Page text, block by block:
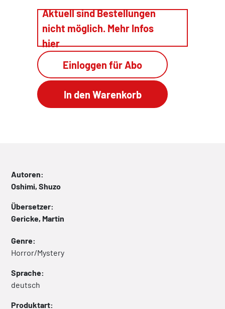
Aktuell sind Bestellungen
nicht möglich. Mehr Infos
hier
Einloggen für Abo
Autoren:
Oshimi, Shuzo
Übersetzer:
Gericke, Martin
Genre:
Horror/Mystery
Sprache:
deutsch
Produktart: